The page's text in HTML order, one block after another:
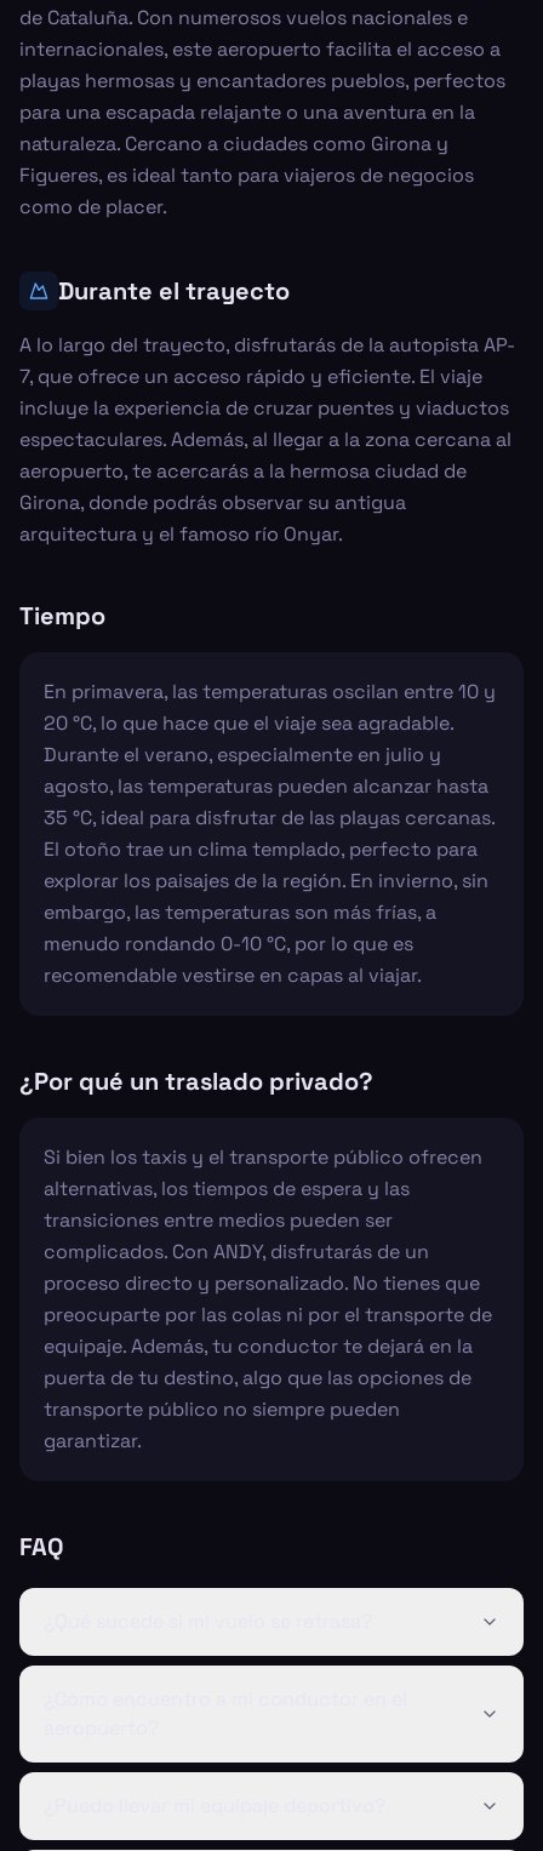
de Cataluña. Con numerosos vuelos nacionales e
internacionales, este aeropuerto facilita el acceso a
playas hermosas y encantadores pueblos, perfectos
para una escapada relajante o una aventura en la
naturaleza. Cercano a ciudades como Girona y
Figueres, es ideal tanto para viajeros de negocios
como de placer.
Durante el trayecto
A lo largo del trayecto, disfrutarás de la autopista AP-
7, que ofrece un acceso rápido y eficiente. El viaje
incluye la experiencia de cruzar puentes y viaductos
espectaculares. Además, al llegar a la zona cercana al
aeropuerto, te acercarás a la hermosa ciudad de
Girona, donde podrás observar su antigua
arquitectura y el famoso río Onyar.
Tiempo
En primavera, las temperaturas oscilan entre 10 y
20 °C, lo que hace que el viaje sea agradable.
Durante el verano, especialmente en julio y
agosto, las temperaturas pueden alcanzar hasta
35 °C, ideal para disfrutar de las playas cercanas.
El otoño trae un clima templado, perfecto para
explorar los paisajes de la región. En invierno, sin
embargo, las temperaturas son más frías, a
menudo rondando 0-10 °C, por lo que es
recomendable vestirse en capas al viajar.
¿Por qué un traslado privado?
Si bien los taxis y el transporte público ofrecen
alternativas, los tiempos de espera y las
transiciones entre medios pueden ser
complicados. Con ANDY, disfrutarás de un
proceso directo y personalizado. No tienes que
preocuparte por las colas ni por el transporte de
equipaje. Además, tu conductor te dejará en la
puerta de tu destino, algo que las opciones de
transporte público no siempre pueden
garantizar.
FAQ